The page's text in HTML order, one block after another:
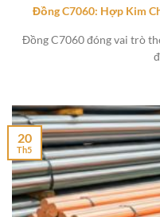
Đồng C7060: Hợp Kim
Đồng C7060 đóng vai trò
20
Th5